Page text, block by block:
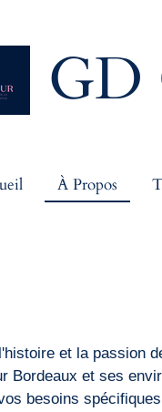
GD
À Propos
et la passion
Bordeaux et ses
besoins